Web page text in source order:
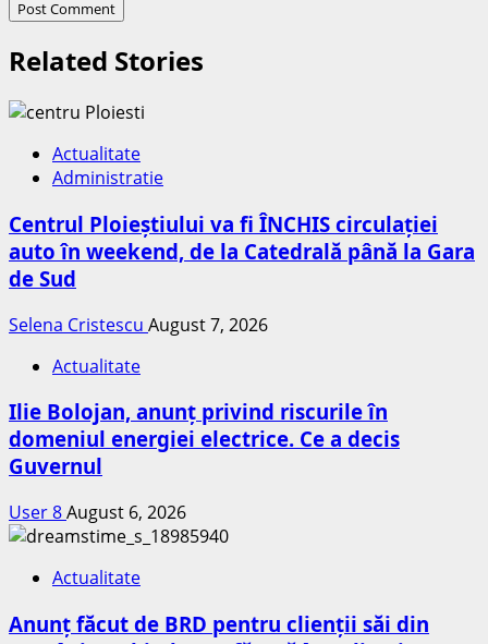
Related Stories
Actualitate
Administratie
Centrul Ploieștiului va fi ÎNCHIS circulației
auto în weekend, de la Catedrală până la Gara
de Sud
Selena Cristescu August 7, 2026
Actualitate
Ilie Bolojan, anunț privind riscurile în
domeniul energiei electrice. Ce a decis
Guvernul
User 8August 6, 2026
Actualitate
Anunț făcut de BRD pentru clienții săi din